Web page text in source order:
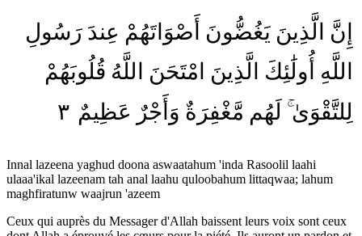
إِنَّ الَّذِينَ يَغُضُّونَ أَصْوَاتَهُمْ عِندَ رَسُولِ
اللَّهِ أُولَٰئِكَ الَّذِينَ امْتَحَنَ اللَّهُ قُلُوبَهُمْ
لِلتَّقْوَىٰ لَهُم مَّغْفِرَةٌ وَأَجْرٌ عَظِيمٌ ٣
Innal lazeena yaghud doona aswaatahum 'inda Rasoolil laahi
ulaaa'ikal lazeenam tah anal laahu quloobahum littaqwaa; lahum
maghfiratunw waajrun 'azeem
Ceux qui auprès du Messager d'Allah baissent leurs voix sont ceux